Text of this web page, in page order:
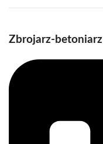
Zbrojarz-betoniarz